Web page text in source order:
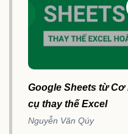
Google Sheets từ
cụ thay thế Excel
Nguyễn Văn Qúy